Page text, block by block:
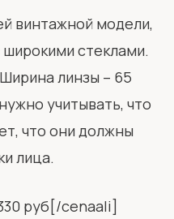
винтажной модели,
стеклами.
линзы – 65
учитывать, что
что они должны
лица.
руб[/cenaali]